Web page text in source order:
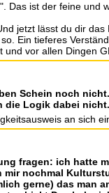
Das ist der feine und
jetzt lässt du dir
Ein tieferes
vor allen Dingen
Schein noch
Logik dabei
an sich
fragen: ich hatte
nochmal
gerne) das man